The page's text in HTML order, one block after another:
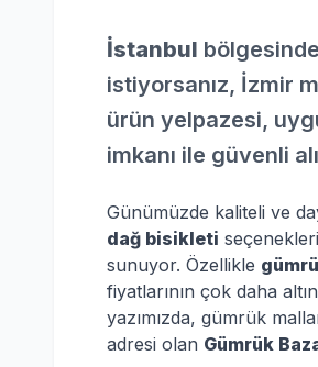
İstanbul
istiyorsanız, İzmir
ürün yelpazesi,
imkanı ile güvenli
Günümüzde kaliteli ve
dağ bisikleti
sunuyor. Özellikle
fiyatlarının çok daha
yazımızda, gümrük
adresi olan Gümrük